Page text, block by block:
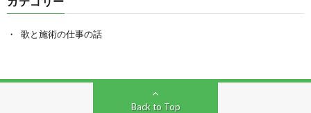
歌と施術の仕事の話
Back to Top